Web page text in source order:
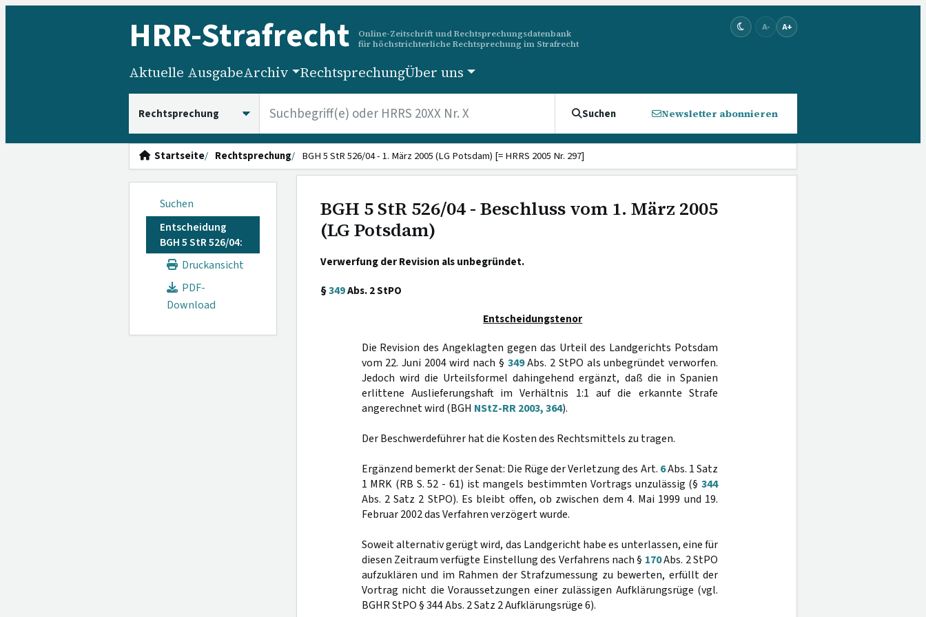
HRR-Strafrecht
Online-Zeitschrift und Rechtsprechungsdatenbank
für höchstrichterliche Rechtsprechung im Strafrecht
A- A+
Aktuelle AusgabeArchiv RechtsprechungÜber uns
Suchen Newsletter abonnieren
Startseite Rechtsprechung BGH 5 StR 526/04 - 1. März 2005 (LG Potsdam) [= HRRS 2005 Nr. 297]
Suchen
Entscheidung
BGH 5 StR 526/04:
Druckansicht
PDF-
Download
BGH 5 StR 526/04 - Beschluss vom 1. März 2005
(LG Potsdam)
Verwerfung der Revision als unbegründet.
§349Abs. 2 StPO
Entscheidungstenor
Die Revision des Angeklagten gegen das Urteil des Landgerichts Potsdam
vom 22. Juni 2004 wird nach § 349Abs. 2 StPO als unbegründet verworfen.
Jedoch wird die Urteilsformel dahingehend ergänzt, daß die in Spanien
erlittene Auslieferungshaft im Verhältnis 1:1 auf die erkannte Strafe
angerechnet wird (BGH NStZ-RR 2003, 364).
Der Beschwerdeführer hat die Kosten des Rechtsmittels zu tragen.
Ergänzend bemerkt der Senat: Die Rüge der Verletzung des Art. 6Abs. 1 Satz
1 MRK (RB S. 52 - 61) ist mangels bestimmten Vortrags unzulässig (§ 344
Abs. 2 Satz 2 StPO). Es bleibt offen, ob zwischen dem 4. Mai 1999 und 19.
Februar 2002 das Verfahren verzögert wurde.
Soweit alternativ gerügt wird, das Landgericht habe es unterlassen, eine für
diesen Zeitraum verfügte Einstellung des Verfahrens nach § 170Abs. 2 StPO
aufzuklären und im Rahmen der Strafzumessung zu bewerten, erfüllt der
Vortrag nicht die Voraussetzungen einer zulässigen Aufklärungsrüge (vgl.
BGHR StPO § 344 Abs. 2 Satz 2 Aufklärungsrüge 6).